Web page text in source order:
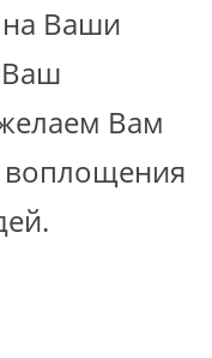
Ваши
Ваш
Вам
воплощения